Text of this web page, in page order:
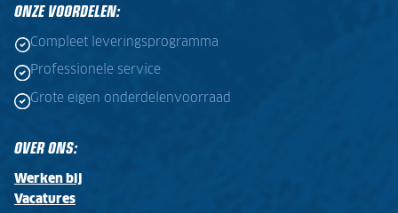
ONZE VOORDELEN:
Compleet leveringsprogramma
Professionele service
Grote eigen onderdelenvoorraad
OVER ONS:
Werken bij
Vacatures